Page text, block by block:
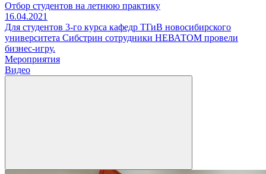
Отбор студентов на летнюю практику
16.04.2021
Для студентов 3-го курса кафедр ТГиВ новосибирского
университета Сибстрин сотрудники НЕВАТОМ провели
бизнес-игру.
Мероприятия
Видео